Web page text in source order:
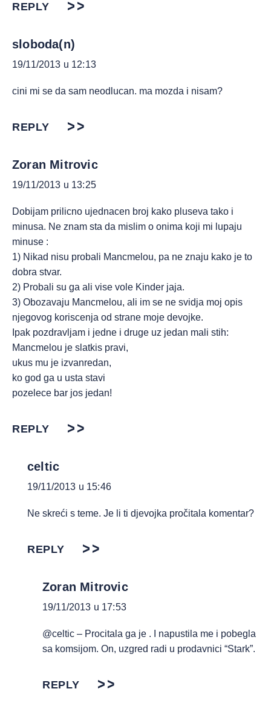
REPLY
sloboda(n)
19/11/2013 u 12:13
cini mi se da sam neodlucan. ma mozda i nisam?
REPLY
Zoran Mitrovic
19/11/2013 u 13:25
Dobijam prilicno ujednacen broj kako pluseva tako i
minusa. Ne znam sta da mislim o onima koji mi lupaju
minuse :
1) Nikad nisu probali Mancmelou, pa ne znaju kako je to
dobra stvar.
2) Probali su ga ali vise vole Kinder jaja.
3) Obozavaju Mancmelou, ali im se ne svidja moj opis
njegovog koriscenja od strane moje devojke.
Ipak pozdravljam i jedne i druge uz jedan mali stih:
Mancmelou je slatkis pravi,
ukus mu je izvanredan,
ko god ga u usta stavi
pozelece bar jos jedan!
REPLY
celtic
19/11/2013 u 15:46
Ne skreći s teme. Je li ti djevojka pročitala komentar?
REPLY
Zoran Mitrovic
19/11/2013 u 17:53
@celtic – Procitala ga je . I napustila me i pobegla
sa komsijom. On, uzgred radi u prodavnici “Stark”.
REPLY